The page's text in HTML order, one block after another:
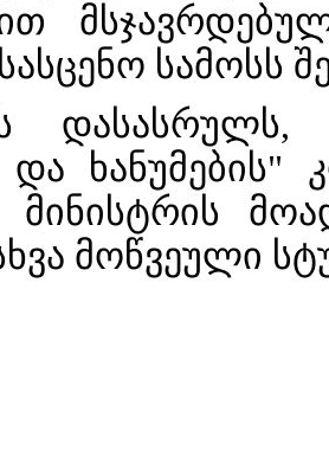
სამოსს
დასასრულს,
და
მინისტრის
მოწვეული